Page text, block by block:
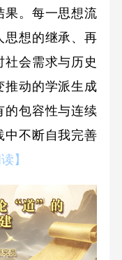
果。每一思想流
思想的继承、再
会需求与历史
推动的学派生成
的包容性与连续
中不断自我完善
】